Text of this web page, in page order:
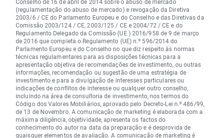
Conselho de 16 de abril de 2014 sobre o abuso de mercado
(regulamentação do abuso de mercado) e revogação da Diretiva
2003/6 / CE do Parlamento Europeu e do Conselho e das Diretivas da
Comissão 2003/124 / CE, 2003/125 / CE e 2004/72 / CE e do
Regulamento Delegado da Comissão (UE ) 2016/958 de 9 de março
de 2016 que completa o Regulamento (UE) n.º 596/2014 do
Parlamento Europeu e do Conselho no que diz respeito às normas
técnicas regulamentares para as disposições técnicas para a
apresentação objetiva de recomendações de investimento, ou outras
informações, recomendação ou sugestão de uma estratégia de
investimento e para a divulgação de interesses particulares ou
indicações de conflitos de interesse ou qualquer outro conselho,
incluindo na área de consultoria de investimento, nos termos do
Código dos Valores Mobiliários, aprovado pelo Decreto-Lei n.º 486/99,
de 13 de Novembro. A comunicação de marketing é elaborada com a
máxima diligência, objetividade, apresenta os factos do
conhecimento do autor na data da preparação e é desprovida de
quaisquer elementos de avaliação. A comunicação de marketing é